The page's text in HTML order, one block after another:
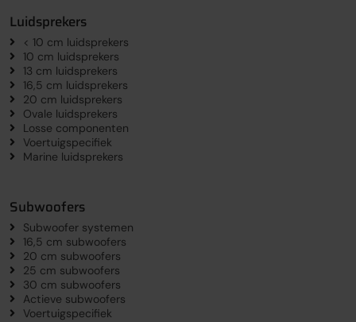
Luidsprekers
< 10 cm luidsprekers
10 cm luidsprekers
13 cm luidsprekers
16,5 cm luidsprekers
20 cm luidsprekers
Ovale luidsprekers
Losse componenten
Voertuigspecifiek
Marine luidsprekers
Subwoofers
Subwoofer systemen
16,5 cm subwoofers
20 cm subwoofers
25 cm subwoofers
30 cm subwoofers
Actieve subwoofers
Voertuigspecifiek